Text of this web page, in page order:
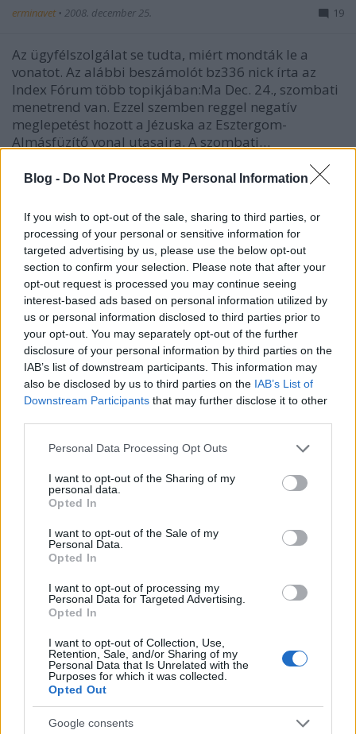
Blog - Do Not Process My Personal Information
If you wish to opt-out of the sale, sharing to third parties, or
processing of your personal or sensitive information for
targeted advertising by us, please use the below opt-out
section to confirm your selection. Please note that after your
opt-out request is processed you may continue seeing
interest-based ads based on personal information utilized by
us or personal information disclosed to third parties prior to
your opt-out. You may separately opt-out of the further
disclosure of your personal information by third parties on the
IAB’s list of downstream participants. This information may
also be disclosed by us to third parties on the IAB’s List of
Downstream Participants that may further disclose it to other
Please note that this website/app uses one or more Google
not limited to your visit or usage behaviour. You may click to
grant or deny consent to Google and its third-party tags to
use your data for below specified purposes in below Google
consent section.
Personal Data Processing Opt Outs
I want to opt-out of the Sharing of my
personal data.
Opted In
I want to opt-out of the Sale of my
Personal Data.
Opted In
I want to opt-out of processing my
Personal Data for Targeted Advertising.
Opted In
I want to opt-out of Collection, Use,
Retention, Sale, and/or Sharing of my
Personal Data that Is Unrelated with the
Purposes for which it was collected.
Opted Out
Google consents
erminavet • 2008. december 25. 19
Az ügyfélszolgálat se tudta, miért mondták le a
vonatot. Az alábbi beszámolót bz336 nick írta az
Index Fórum több topikjában:Ma Dec. 24., szombati
menetrend van. Ezzel szemben reggel negatív
meglepetést hozott a Jézuska az Esztergom-
Almásfüzítő vonal utasaira. A szombati…
Veresiek, vigyázzatok, reggel se lesz
meg minden vonatotok! -
Visszásságok vasutunk világából 22.
erminavet 2008. december 22.
Négy és fél éve megszokott, kihasznált vonatokat
húztak ki a 71-es vonal menetrendjéből.
Sorozatunkban viszonylag régen foglalkoztunk
konkrét vonalak szolgáltatásának konkrét
változásával a menetrendváltás miatt. Ez pedig most
nagyon aktuális téma, hiszen az elvileg december…
Start klubkártyával ingyen 22 Volán
vasútpótló buszain
erminavet•2008. december 21.
tájékoztatott, hogy a sztrájk ideje alatt a Borsod
Volán és a Szabolcs Volán kivételével a vasúttal
felmutatásával ingyen lehet utazni.A békeidőben
korlátlan számú, 2.…
Miért támogatja a Fidesz Gaskóékat?
- Visszásságok vasutunk világából
20.
erminavet•2008. december 20.